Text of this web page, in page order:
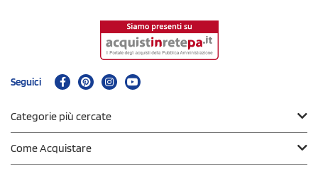
Seguici
Categorie più cercate
Come Acquistare